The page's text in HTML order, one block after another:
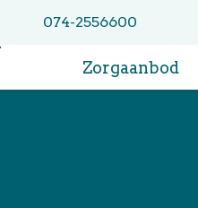
074-2556600
Zorgaanbod